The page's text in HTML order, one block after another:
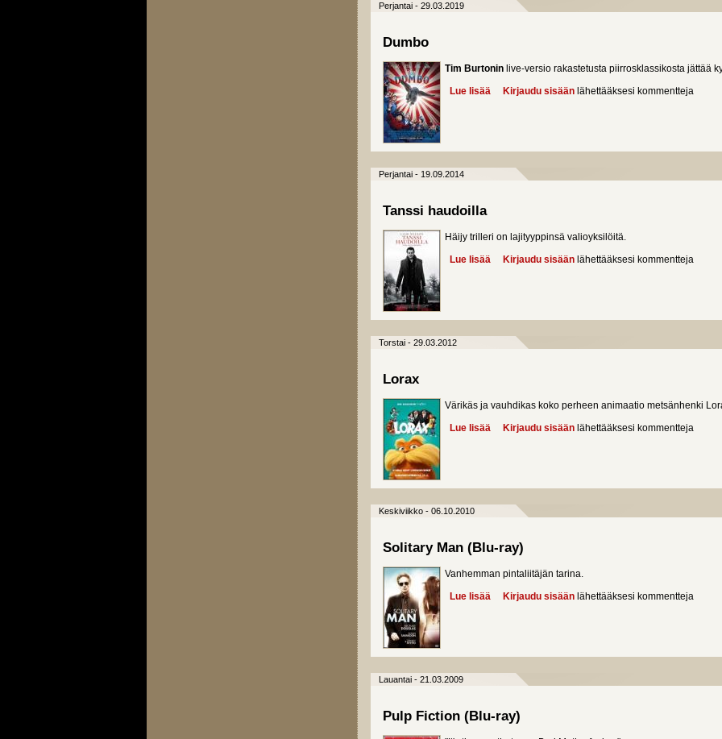
Perjantai - 29.03.2019
Dumbo
Tim Burtonin live-versio rakastetusta piirrosklassikosta jättää
Lue lisää about Dumbo
Kirjaudu sisään lähettääksesi kommentteja
Perjantai - 19.09.2014
Tanssi haudoilla
Häijy trilleri on lajityyppinsä valioyksilöitä.
Lue lisää about Tanssi haudoilla
Kirjaudu sisään lähettääksesi kommentteja
Torstai - 29.03.2012
Lorax
Värikäs ja vauhdikas koko perheen animaatio metsänhenki
Lue lisää about Lorax
Kirjaudu sisään lähettääksesi kommentteja
Keskiviikko - 06.10.2010
Solitary Man (Blu-ray)
Vanhemman pintaliitäjän tarina.
Lue lisää about Solitary Man (Blu-ray)
Kirjaudu sisään lähettääksesi kommentteja
Lauantai - 21.03.2009
Pulp Fiction (Blu-ray)